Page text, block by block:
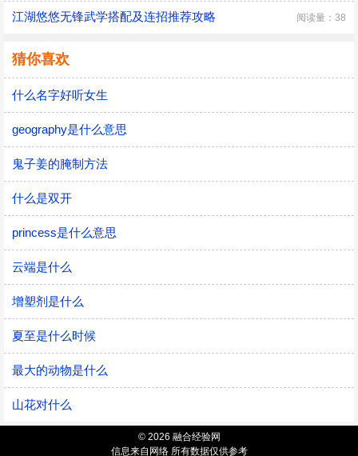
江湖悠悠无锋武学搭配及连招推荐攻略 阅读量：38
猜你喜欢
什么名字好听女生
geography是什么意思
鬼子姜的腌制方法
什么是双开
princess是什么意思
云端是什么
增塑剂是什么
夏至是什么时候
最大的动物是什么
山花对什么
© 2026 融合经验网
信息来自网络 所有数据仅供参考